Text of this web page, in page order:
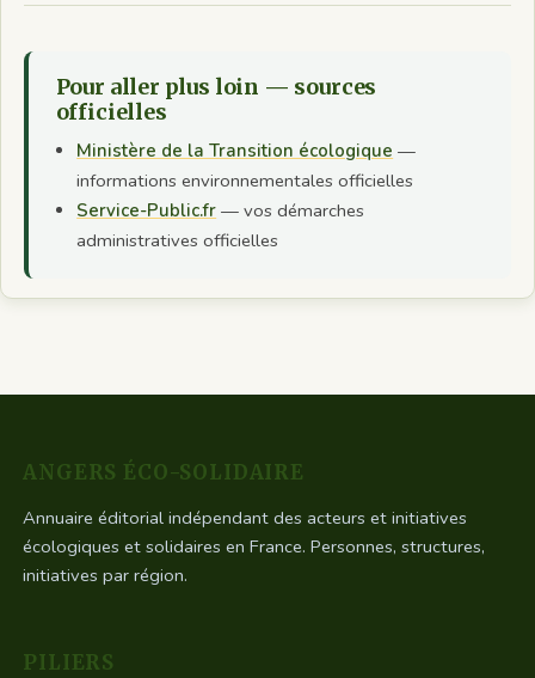
Pour aller plus loin — sources
officielles
Ministère de la Transition écologique —
informations environnementales officielles
Service-Public.fr — vos démarches
administratives officielles
ANGERS ÉCO-SOLIDAIRE
Annuaire éditorial indépendant des acteurs et initiatives
écologiques et solidaires en France. Personnes, structures,
initiatives par région.
PILIERS